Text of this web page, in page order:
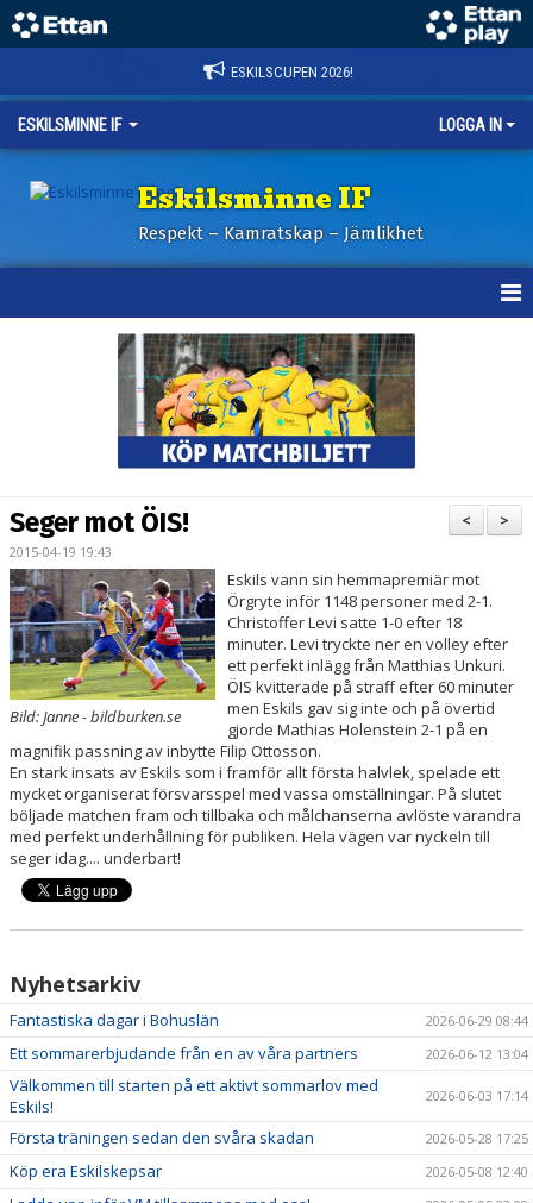
ESKILSCUPEN 2026!
ESKILSMINNE IF LOGGA IN
Eskilsminne IF
Respekt – Kamratskap – Jämlikhet
BILDER ESKILSCUPEN
PARTNERS
KALENDER
LOKALBOKNING
DOKUMENT/FILER
MEDLEMSKAP
ESKILS LOVFOTBOLL
BILJETTER
>
<
Seger mot ÖIS!
2015-04-19 19:43
Bild: Janne - bildburken.se
Eskils vann sin hemmapremiär mot
Örgryte inför 1148 personer med 2-1.
Christoffer Levi satte 1-0 efter 18
minuter. Levi tryckte ner en volley efter
ett perfekt inlägg från Matthias Unkuri.
ÖIS kvitterade på straff efter 60 minuter
men Eskils gav sig inte och på övertid
gjorde Mathias Holenstein 2-1 på en
magnifik passning av inbytte Filip Ottosson.
En stark insats av Eskils som i framför allt första halvlek, spelade ett
mycket organiserat försvarsspel med vassa omställningar. På slutet
böljade matchen fram och tillbaka och målchanserna avlöste varandra
med perfekt underhållning för publiken. Hela vägen var nyckeln till
seger idag.... underbart!
Nyhetsarkiv
Fantastiska dagar i Bohuslän 2026-06-29 08:44
Ett sommarerbjudande från en av våra partners 2026-06-12 13:04
Välkommen till starten på ett aktivt sommarlov med
Eskils!
2026-06-03 17:14
Första träningen sedan den svåra skadan 2026-05-28 17:25
Köp era Eskilskepsar 2026-05-08 12:40